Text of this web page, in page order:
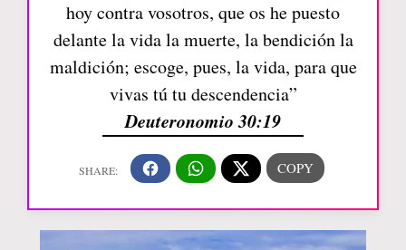
hoy contra vosotros, que os he puesto
delante la vida la muerte, la bendición la
maldición; escoge, pues, la vida, para que
vivas tú tu descendencia”
Deuteronomio 30:19